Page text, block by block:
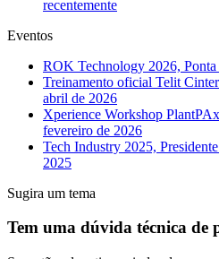
recentemente
Eventos
ROK Technology 2026, Ponta
Treinamento oficial Telit
abril de 2026
Xperience Workshop
fevereiro de 2026
Tech Industry 2025,
2025
Sugira um tema
Tem uma dúvida técnica de